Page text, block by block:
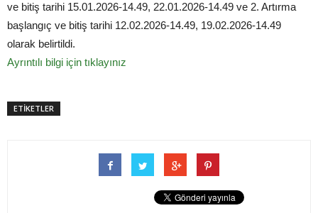
ve bitiş tarihi 15.01.2026-14.49, 22.01.2026-14.49 ve 2. Artırma
başlangıç ve bitiş tarihi 12.02.2026-14.49, 19.02.2026-14.49
olarak belirtildi.
Ayrıntılı bilgi için tıklayınız
ETİKETLER